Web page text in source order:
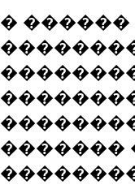
�
�������